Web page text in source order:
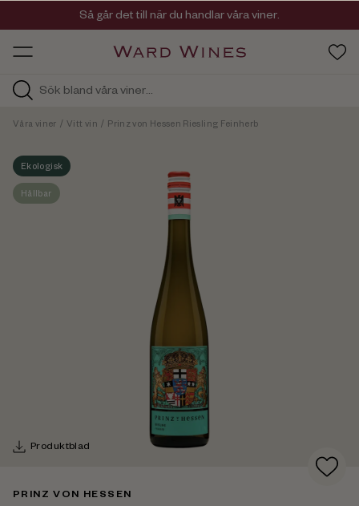
HOS
Viner med kvalitet, ursprung & personlighet
Så går det till när du handlar våra viner.
Ekologisk
Hållbar
Våra viner / Vitt vin / Prinz von Hessen Riesling Feinherb
Produktblad
PRINZ VON HESSEN